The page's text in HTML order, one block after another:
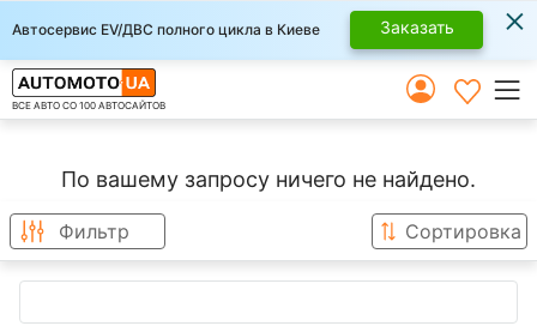
Автосервис EV/ДВС полного цикла в Киеве Заказать ×
ВСЕ АВТО СО 100 АВТОСАЙТОВ
По вашему запросу ничего не найдено.
Фильтр Сортировка